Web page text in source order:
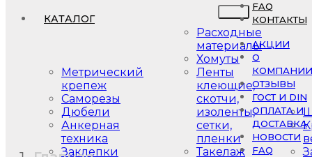
КАТАЛОГ
Метрический
крепеж
Саморезы
Дюбели
Анкерная
техника
Заклепки
Расходные
материалы
Хомуты
Ленты
клеющие,
скотчи,
изоленты,
сетки,
пленки
Такелаж
FAQ
КОНТАКТЫ
АКЦИИ
О
КОМПАНИИ
ОТЗЫВЫ
ГОСТ И DIN
ОПЛАТА И
ДОСТАВКА
НОВОСТИ
FAQ